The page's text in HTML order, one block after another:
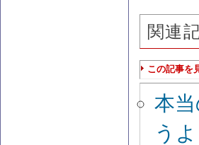
関連
この記事を
本
う